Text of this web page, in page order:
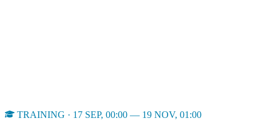
TRAINING · 17 SEP, 00:00 — 19 NOV, 01:00